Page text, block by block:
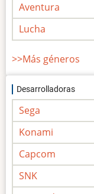
Aventura
Lucha
>>Más géneros
Desarrolladoras
Sega
Konami
Capcom
SNK